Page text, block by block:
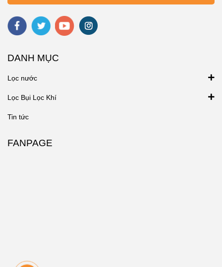
DANH MỤC
Lọc nước
Lọc Bụi Lọc Khí
Tin tức
FANPAGE